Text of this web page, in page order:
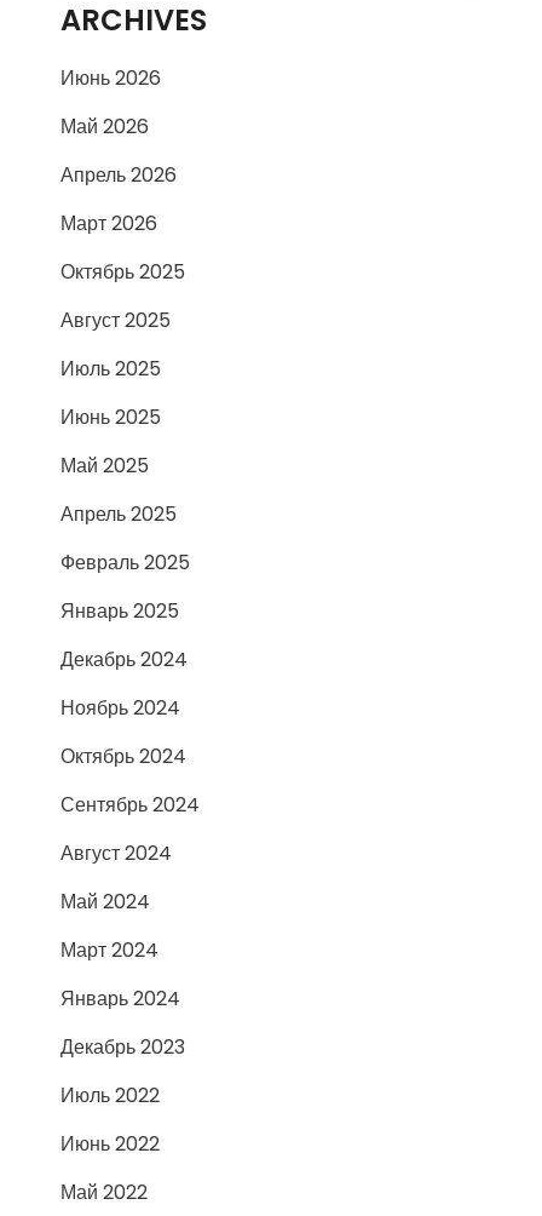
ARCHIVES
Июнь 2026
Май 2026
Апрель 2026
Март 2026
Октябрь 2025
Август 2025
Июль 2025
Июнь 2025
Май 2025
Апрель 2025
Февраль 2025
Январь 2025
Декабрь 2024
Ноябрь 2024
Октябрь 2024
Сентябрь 2024
Август 2024
Май 2024
Март 2024
Январь 2024
Декабрь 2023
Июль 2022
Июнь 2022
Май 2022